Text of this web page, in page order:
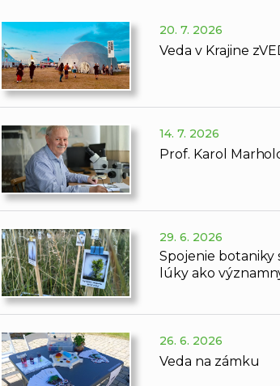
20. 7. 2026
Veda v Krajine
14. 7. 2026
Prof. Karol
29. 6. 2026
Spojenie botaniky
lúky ako
26. 6. 2026
Veda na zámku